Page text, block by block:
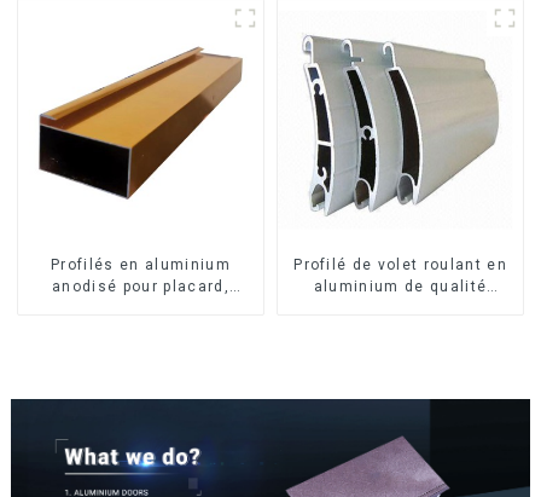
Profilés en aluminium
anodisé pour placard,
Profilé de volet roulant en
aluminium de qualité